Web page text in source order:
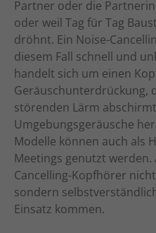
Partner oder die
oder weil Tag für Tag
dröhnt. Ein Noise-
diesem Fall schnell und
handelt sich um einen
Geräuschunterdrückung,
störenden Lärm
Umgebungsgeräusche
Modelle können auch als
Meetings genutzt
Cancelling-Kopfhörer
sondern
Einsatz kommen.
Externe Medien (7)
Inhalte von Videoplattformen und
standardmäßig blockiert. Wenn
werden, bedarf der Zugriff auf
Einwilligung mehr.
Cookie-
powered by Borlabs Cookie